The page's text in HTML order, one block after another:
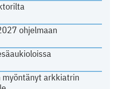
ohjelmaan
myöntänyt arkkiatrin